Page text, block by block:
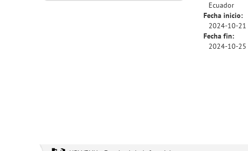
Ecuador
Fecha inicio:
2024-10-21
Fecha fin:
2024-10-25